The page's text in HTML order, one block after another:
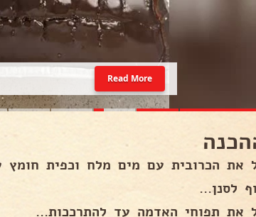
Read More
את הכרובית עם מים מלח וכפית חומץ עד
לסנן...
את תפוחי האדמה עד להתרככות...